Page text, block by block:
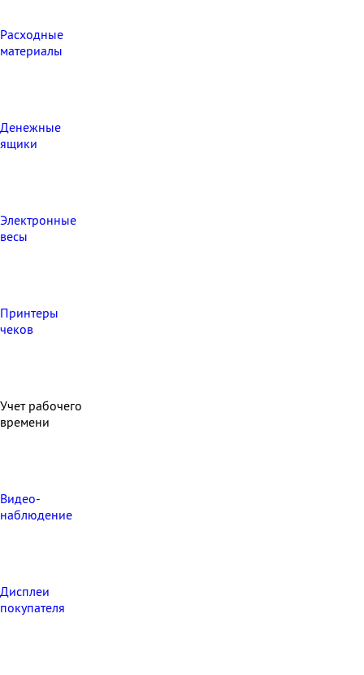
Расходные
материалы
Денежные
ящики
Электронные
весы
Принтеры
чеков
Учет рабочего
времени
Видео‑
наблюдение
Дисплеи
покупателя